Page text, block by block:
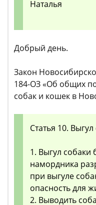
Наталья
Добрый день.
Закон
184-ОЗ «Об общих
собак и кошек в
Статья 10.
1. Выгул собаки
намордника
при выгуле
опасность для
2. Выводить